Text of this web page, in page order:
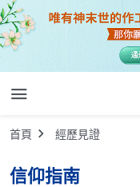
首頁 經歷見證
信仰指南